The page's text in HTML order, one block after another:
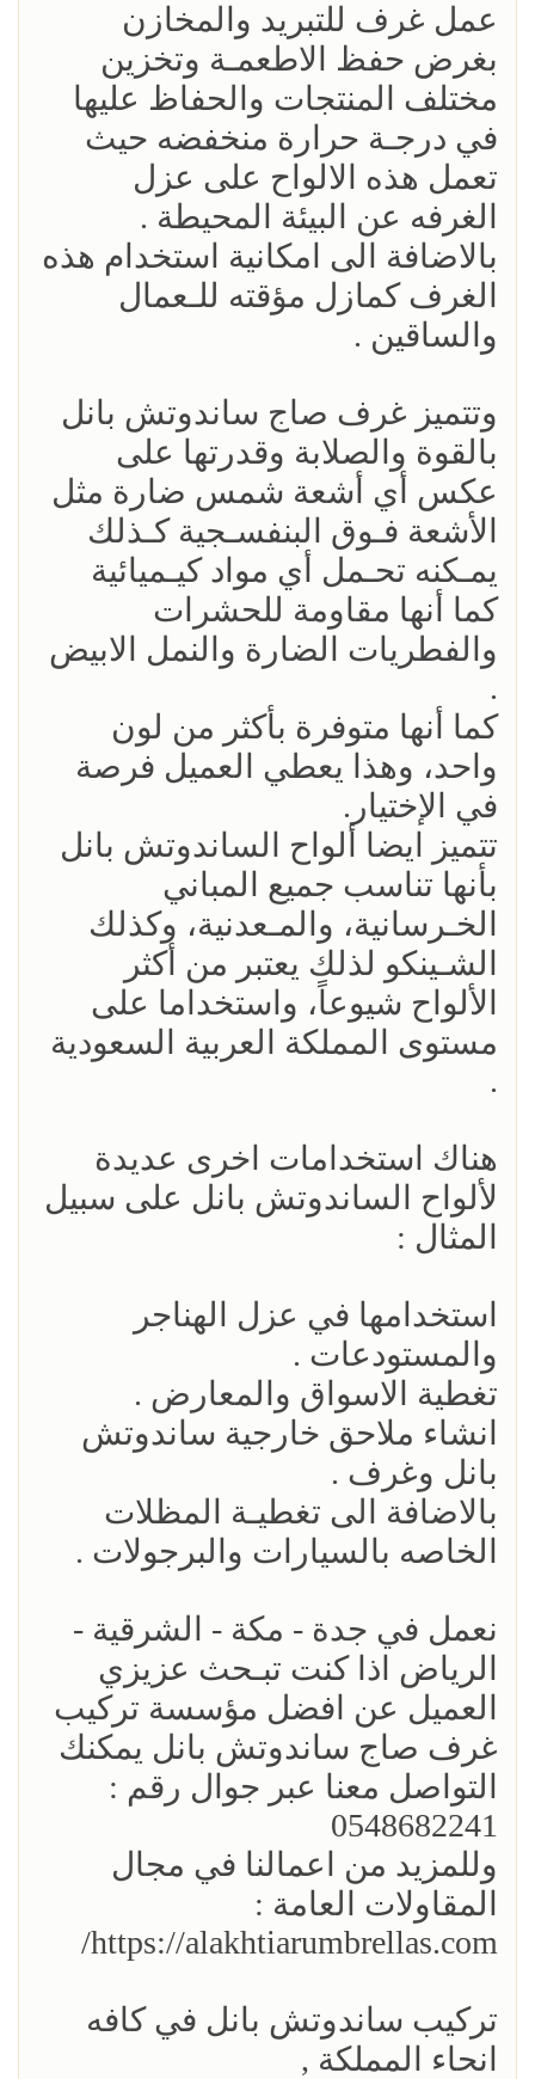
عمل غرف للتبريد والمخازن
بغرض حفظ الاطعمـة وتخزين
مختلف المنتجات والحفاظ عليها
في درجـة حرارة منخفضه حيث
تعمل هذه الالواح على عزل
الغرفه عن البيئة المحيطة .
بالاضافة الى امكانية استخدام هذه
الغرف كمازل مؤقته للـعمال
والساقين .
وتتميز غرف صاج ساندوتش بانل
بالقوة والصلابة وقدرتها على
عكس أي أشعة شمس ضارة مثل
الأشعة فـوق البنفسـجية كـذلك
يمـكنه تحـمل أي مواد كيـميائية
كما أنها مقاومة للحشرات
والفطريات الضارة والنمل الابيض
.
كما أنها متوفرة بأكثر من لون
واحد، وهذا يعطي العميل فرصة
في الإختيار.
تتميز ايضا ألواح الساندوتش بانل
بأنها تناسب جميع المباني
الخـرسانية، والمـعدنية، وكذلك
الشـينكو لذلك يعتبر من أكثر
الألواح شيوعاً، واستخداما على
مستوى المملكة العربية السعودية
.
هناك استخدامات اخرى عديدة
لألواح الساندوتش بانل على سبيل
المثال :
استخدامها في عزل الهناجر
والمستودعات .
تغطية الاسواق والمعارض .
انشاء ملاحق خارجية ساندوتش
بانل وغرف .
بالاضافة الى تغطيـة المظلات
الخاصه بالسيارات والبرجولات .
نعمل في جدة - مكة - الشرقية -
الرياض اذا كنت تبـحث عزيزي
العميل عن افضل مؤسسة تركيب
غرف صاج ساندوتش بانل يمكنك
التواصل معنا عبر جوال رقم :
0548682241
وللمزيد من اعمالنا في مجال
المقاولات العامة :
https://alakhtiarumbrellas.com/
تركيب ساندوتش بانل في كافه
انحاء المملكة ,